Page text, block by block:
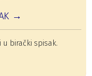
→
birački spisak.